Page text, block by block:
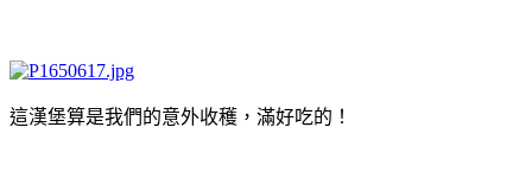
這漢堡算是我們的意外收穫，滿好吃的！